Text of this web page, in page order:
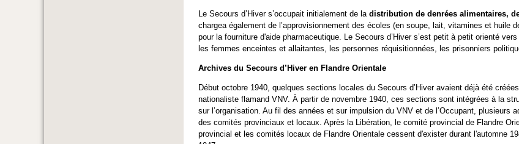
Le Secours d’Hiver s’occupait initialement de la distribution de denrées alimentaires,
chargea également de l’approvisionnement des écoles (en soupe, lait, vitamines et huile
pour la fourniture d'aide pharmaceutique. Le Secours d’Hiver s’est petit à petit orienté
les femmes enceintes et allaitantes, les personnes réquisitionnées, les prisonniers
Archives du Secours d’Hiver en Flandre Orientale
Début octobre 1940, quelques sections locales du Secours d’Hiver avaient déjà été
nationaliste flamand VNV. À partir de novembre 1940, ces sections sont intégrées à la
sur l’organisation. Au fil des années et sur impulsion du VNV et de l’Occupant, plusieurs
des comités provinciaux et locaux. Après la Libération, le comité provincial de Flandre
provincial et les comités locaux de Flandre Orientale cessent d'exister durant l'automne